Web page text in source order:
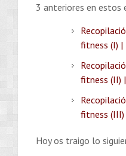
3 anteriores en estos
fitness (I) |
fitness (II) |
fitness (III)
Hoy os traigo lo